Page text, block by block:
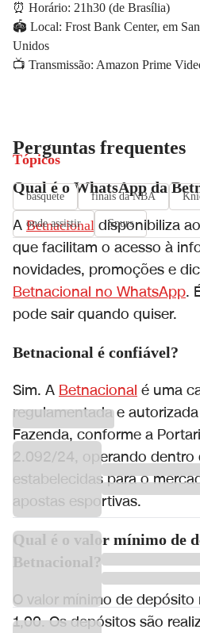
⏰ Horário: 21h30 (de Brasília)
🏟️ Local: Frost Bank Center, em
Unidos
📺 Transmissão: Amazon Prime
Perguntas frequentes
Qual é o WhatsApp da
A Betnacional disponibiliza
que facilitam o acesso à
novidades, promoções e
Betnacional no WhatsApp.
pode sair quando quiser.
Betnacional é confiável?
Sim. A Betnacional é uma
regulamentada e
Fazenda, conforme a
2.092/24, operando dentro
estabelecidas para o
apostas esportivas.
Qual é o valor mínimo de
Betnacional?
O valor mínimo de depósito
1,00. Os depósitos são
Tópicos
basquete finais da NBA
onde assistir Spurs